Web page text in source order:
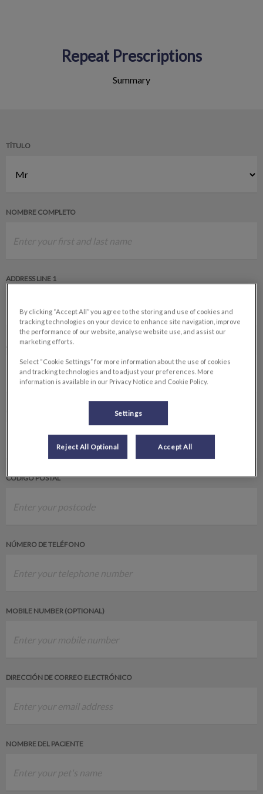
Repeat Prescriptions
Summary
TÍTULO
NOMBRE COMPLETO
ADDRESS LINE 1
ADDRESS LINE 2
CÓDIGO POSTAL
NÚMERO DE TELÉFONO
MOBILE NUMBER (OPTIONAL)
DIRECCIÓN DE CORREO ELECTRÓNICO
NOMBRE DEL PACIENTE
By clicking “Accept All” you agree to the storing and use of cookies and
tracking technologies on your device to enhance site navigation, improve
the performance of our website, analyse website use, and assist our
marketing efforts.
Select “Cookie Settings” for more information about the use of cookies
and tracking technologies and to adjust your preferences. More
information is available in our Privacy Notice and Cookie Policy.
Settings
Reject All Optional Accept All